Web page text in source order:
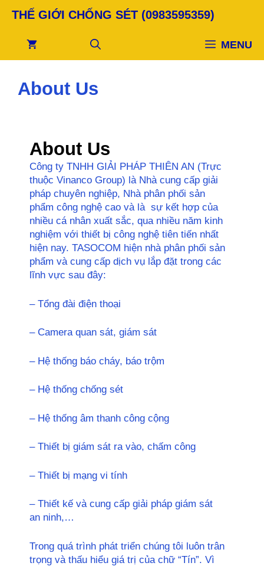
Chuyển
đếnTHẾ GIỚI CHỐNG SÉT (0983595359)
MENU
About Us
About Us
Công ty TNHH GIẢI PHÁP THIÊN AN (Trực
thuộc Vinanco Group) là Nhà cung cấp giải
pháp chuyên nghiệp, Nhà phân phối sản
phẩm công nghệ cao và là sự kết hợp của
nhiều cá nhân xuất sắc, qua nhiều năm kinh
nghiệm với thiết bị công nghệ tiên tiến nhất
hiện nay. TASOCOM hiện nhà phân phối sản
phẩm và cung cấp dịch vụ lắp đặt trong các
lĩnh vực sau đây:
– Tổng đài điện thoại
– Camera quan sát, giám sát
– Hệ thống báo cháy, báo trộm
– Hệ thống chống sét
– Hệ thống âm thanh công cộng
– Thiết bị giám sát ra vào, chấm công
– Thiết bị mạng vi tính
– Thiết kế và cung cấp giải pháp giám sát
an ninh,…
Trong quá trình phát triển chúng tôi luôn trân
trọng và thấu hiểu giá trị của chữ “Tín”. Vì